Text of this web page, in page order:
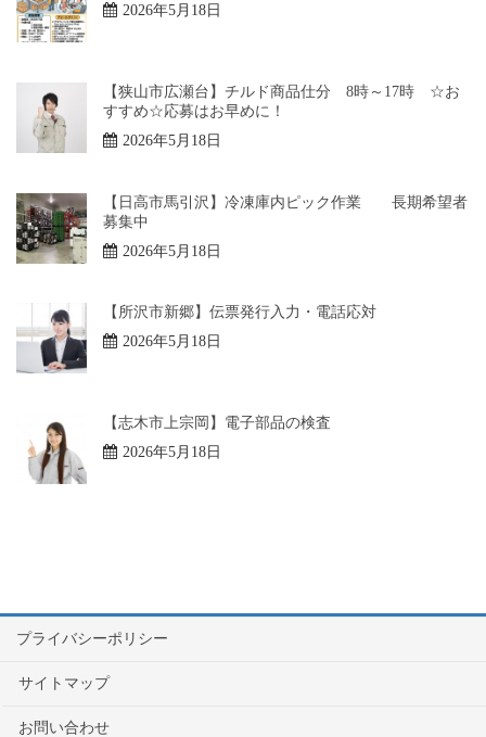
2026年5月18日
【狭山市広瀬台】チルド商品仕分 8時～17時 ☆お
すすめ☆応募はお早めに！
2026年5月18日
【日高市馬引沢】冷凍庫内ピック作業 長期希望者
募集中
2026年5月18日
【所沢市新郷】伝票発行入力・電話応対
2026年5月18日
【志木市上宗岡】電子部品の検査
2026年5月18日
プライバシーポリシー
サイトマップ
お問い合わせ